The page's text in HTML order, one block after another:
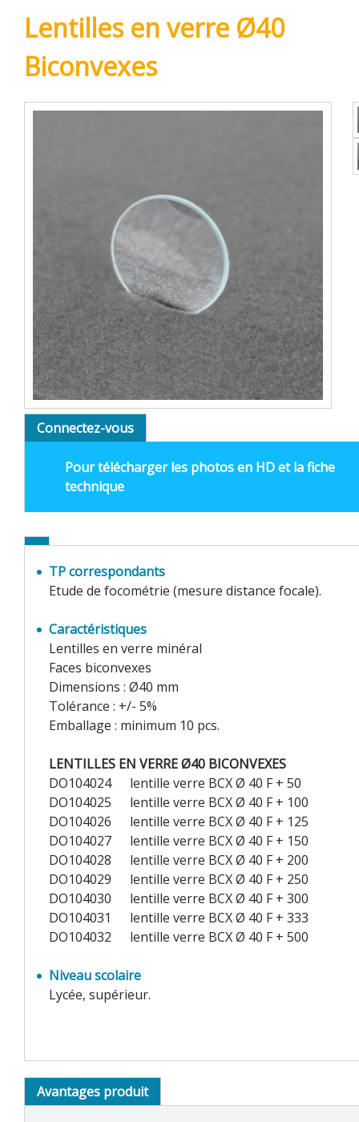
Lentilles en verre Ø40
Biconvexes
Connectez-vous
Pour télécharger les photos en HD et la fiche
technique
TP correspondants
Etude de focométrie (mesure distance focale).
Caractéristiques
Lentilles en verre minéral
Faces biconvexes
Dimensions : Ø40 mm
Tolérance : +/- 5%
Emballage : minimum 10 pcs.
LENTILLES EN VERRE Ø40 BICONVEXES
DO104024
lentille verre BCX Ø 40 F + 50
DO104025
lentille verre BCX Ø 40 F + 100
DO104026
lentille verre BCX Ø 40 F + 125
DO104027
lentille verre BCX Ø 40 F + 150
DO104028
lentille verre BCX Ø 40 F + 200
DO104029
lentille verre BCX Ø 40 F + 250
DO104030
lentille verre BCX Ø 40 F + 300
DO104031
lentille verre BCX Ø 40 F + 333
DO104032
lentille verre BCX Ø 40 F + 500
Niveau scolaire
Lycée, supérieur.
Avantages produit